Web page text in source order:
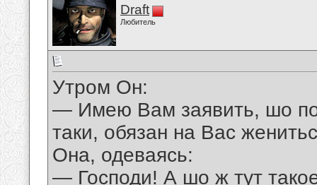
Draft
Любитель
Утром Он:
— Имею Вам заявить, шо
таки, обязан на Вас
Она, одеваясь:
— Господи! А шо ж тут